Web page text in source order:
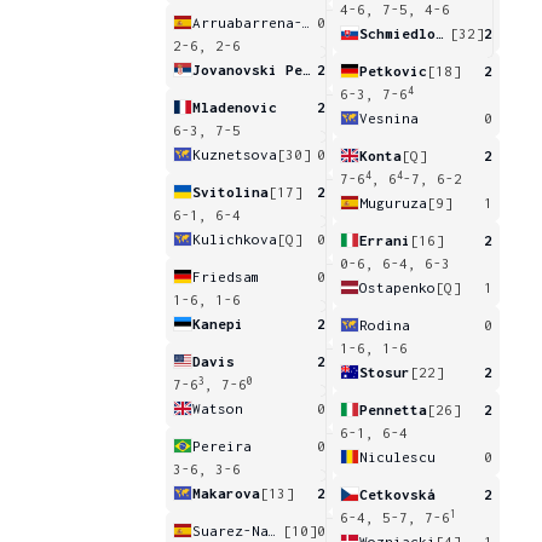
0
2-6, 2-6
2
Mladenovic
2
6-3, 7-5
Kuznetsova [30] 0
Svitolina[17]
2
6-1, 6-4
Kulichkova [Q] 0
Friedsam
0
1-6, 1-6
Kanepi
2
Davis
2
7-63 , 7-60
Watson 0
Pereira
0
3-6, 3-6
Makarova[13] 2
[10]0
4-6, 7-5, 4-6
[32]2
Petkovic [18]
2
6-3, 7-64
Vesnina 0
Konta[Q]
2
7-64 , 64-7, 6-2
Muguruza [9] 1
Errani [16]
2
0-6, 6-4, 6-3
Ostapenko [Q] 1
Rodina
0
1-6, 1-6
Stosur [22] 2
Pennetta[26]
2
6-1, 6-4
Niculescu
0
Cetkovská
2
6-4, 5-7, 7-6 1